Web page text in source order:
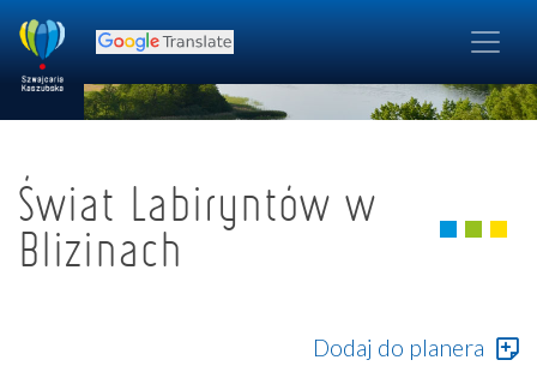
Świat Labiryntów w
Blizinach
Dodaj do planera